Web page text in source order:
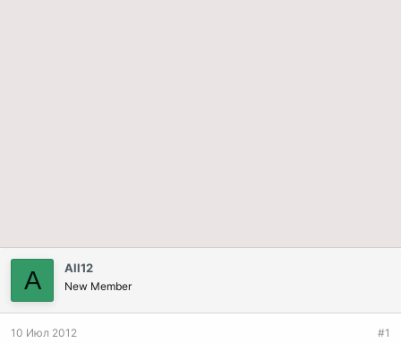
A All12
New Member
10 Июл 2012 #1